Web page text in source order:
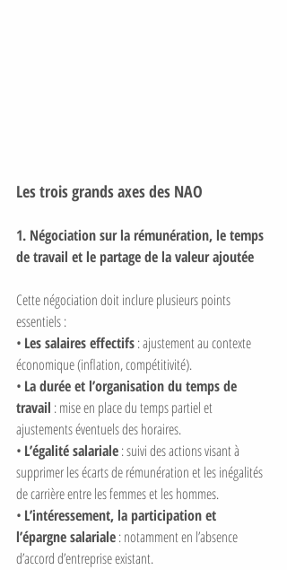
Les trois grands axes des NAO
1. Négociation sur la rémunération, le temps
de travail et le partage de la valeur ajoutée
Cette négociation doit inclure plusieurs points
essentiels :
• Les salaires effectifs : ajustement au contexte
économique (inflation, compétitivité).
• La durée et l’organisation du temps de
travail : mise en place du temps partiel et
ajustements éventuels des horaires.
• L’égalité salariale : suivi des actions visant à
supprimer les écarts de rémunération et les inégalités
de carrière entre les femmes et les hommes.
• L’intéressement, la participation et
l’épargne salariale : notamment en l’absence
d’accord d’entreprise existant.